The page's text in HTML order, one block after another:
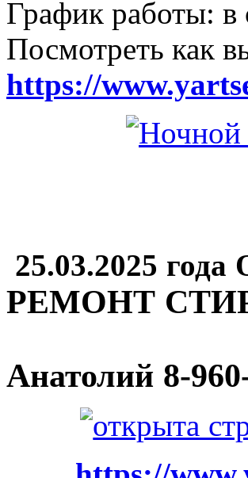
График работы: в
Посмотреть как
https://
25.03.2025
РЕМОНТ
Анатолий 8-